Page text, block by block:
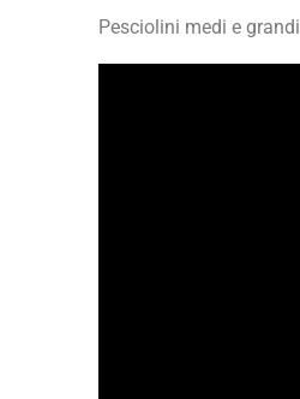
Pesciolini medi e grandi